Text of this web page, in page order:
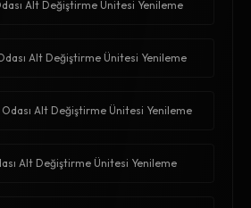
Alt Değiştirme Ünitesi Yenileme
Alt Değiştirme Ünitesi Yenileme
Alt Değiştirme Ünitesi Yenileme
Alt Değiştirme Ünitesi Yenileme